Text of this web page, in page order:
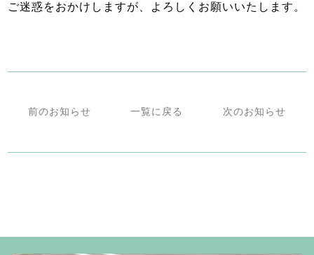
ご迷惑をおかけしますが、よろしくお願いいたします。
前のお知らせ 一覧に戻る 次のお知らせ